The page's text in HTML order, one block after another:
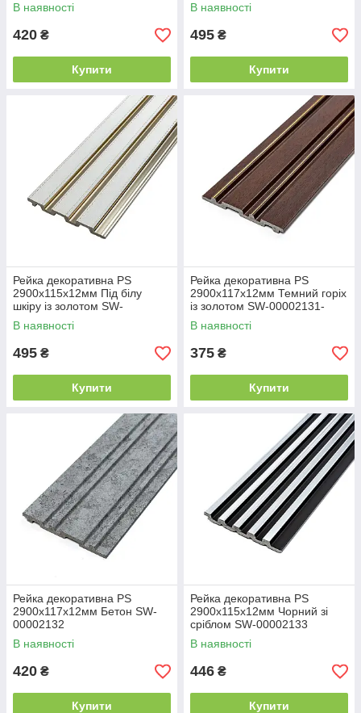
В наявності
420 ₴
Купити
В наявності
495 ₴
Купити
Рейка декоративна PS
2900х115х12мм Під білу
шкіру із золотом SW-
00002130
В наявності
495 ₴
Купити
Рейка декоративна PS
2900х117х12мм Темний горіх
із золотом SW-00002131-
В наявності
375 ₴
Купити
Рейка декоративна PS
2900х117х12мм Бетон SW-
00002132
В наявності
420 ₴
Купити
Рейка декоративна PS
2900х115х12мм Чорний зі
сріблом SW-00002133
В наявності
446 ₴
Купити